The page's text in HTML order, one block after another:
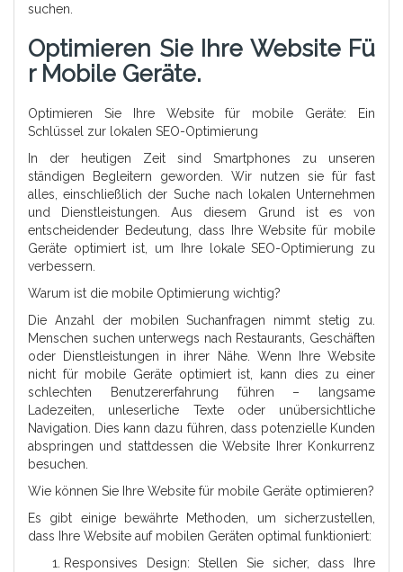
suchen.
Optimieren Sie Ihre Website Fü
R Mobile Geräte.
Optimieren Sie Ihre Website für mobile Geräte: Ein
Schlüssel zur lokalen SEO-Optimierung
In der heutigen Zeit sind Smartphones zu unseren
ständigen Begleitern geworden. Wir nutzen sie für fast
alles, einschließlich der Suche nach lokalen Unternehmen
und Dienstleistungen. Aus diesem Grund ist es von
entscheidender Bedeutung, dass Ihre Website für mobile
Geräte optimiert ist, um Ihre lokale SEO-Optimierung zu
verbessern.
Warum ist die mobile Optimierung wichtig?
Die Anzahl der mobilen Suchanfragen nimmt stetig zu.
Menschen suchen unterwegs nach Restaurants, Geschäften
oder Dienstleistungen in ihrer Nähe. Wenn Ihre Website
nicht für mobile Geräte optimiert ist, kann dies zu einer
schlechten Benutzererfahrung führen – langsame
Ladezeiten, unleserliche Texte oder unübersichtliche
Navigation. Dies kann dazu führen, dass potenzielle Kunden
abspringen und stattdessen die Website Ihrer Konkurrenz
besuchen.
Wie können Sie Ihre Website für mobile Geräte optimieren?
Es gibt einige bewährte Methoden, um sicherzustellen,
dass Ihre Website auf mobilen Geräten optimal funktioniert:
Responsives Design: Stellen Sie sicher, dass Ihre